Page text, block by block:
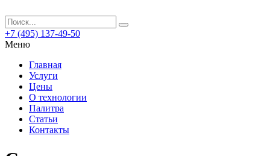
+7 (495) 137-49-50
Меню
Главная
Услуги
Цены
О технологии
Палитра
Статьи
Контакты